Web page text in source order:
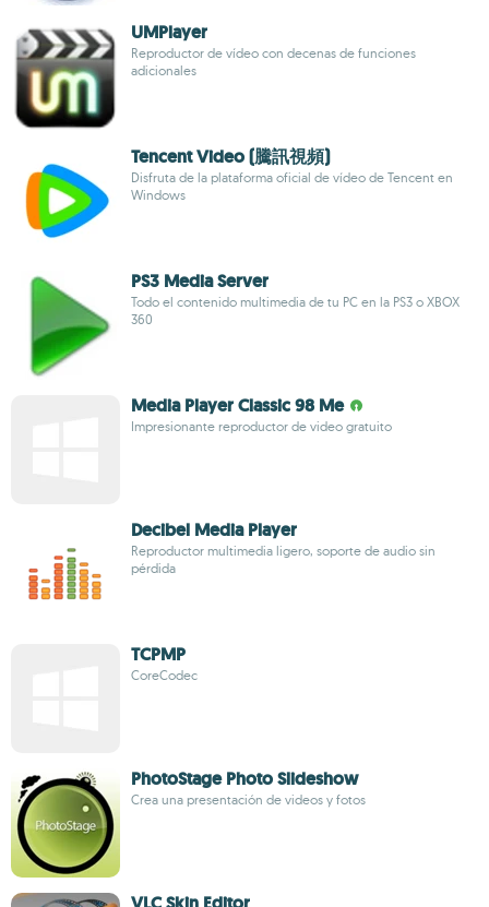
UMPlayer
Reproductor de vídeo con decenas de funciones
adicionales
Tencent Video (騰訊視頻)
Disfruta de la plataforma oficial de vídeo de Tencent en
Windows
PS3 Media Server
Todo el contenido multimedia de tu PC en la PS3 o XBOX
360
Media Player Classic 98 Me
Impresionante reproductor de video gratuito
Decibel Media Player
Reproductor multimedia ligero, soporte de audio sin
pérdida
TCPMP
CoreCodec
PhotoStage Photo Slideshow
Crea una presentación de videos y fotos